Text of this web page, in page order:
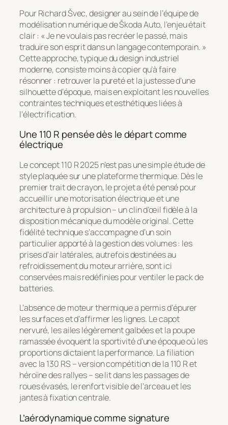
Pour Richard Švec, designer au sein de l’équipe de
modélisation numérique de Škoda Auto, l’enjeu était
clair : « Je ne voulais pas recréer le passé, mais
traduire son esprit dans un langage contemporain. »
Cette approche, typique du design industriel
moderne, consiste moins à copier qu’àfaire
résonner: retrouver la pureté et la justesse d’une
silhouette d’époque, mais en exploitant les nouvelles
contraintes techniques et esthétiques liées à
l’électrification.
Une 110 R pensée dès le départ comme
électrique
Le concept 110 R 2025 n’est pas une simple étude de
style plaquée sur une plateforme thermique. Dès le
premier trait de crayon, le projet a été pensé pour
accueillir une motorisation électrique et une
architecture à propulsion – un clin d’œil fidèle à la
disposition mécanique du modèle original. Cette
fidélité technique s’accompagne d’un soin
particulier apporté à la gestion des volumes : les
prises d’air latérales, autrefois destinées au
refroidissement du moteur arrière, sont ici
conservées mais redéfinies pour ventiler le pack de
batteries.
L’absence de moteur thermique a permis d’épurer
les surfaces et d’affirmer les lignes. Le capot
nervuré, les ailes légèrement galbées et la poupe
ramassée évoquent la sportivité d’une époque où les
proportions dictaient la performance. La filiation
avec la 130 RS – version compétition de la 110 R et
héroïne des rallyes – se lit dans les passages de
roues évasés, le renfort visible de l’arceau et les
jantes à fixation centrale.
L’aérodynamique comme signature